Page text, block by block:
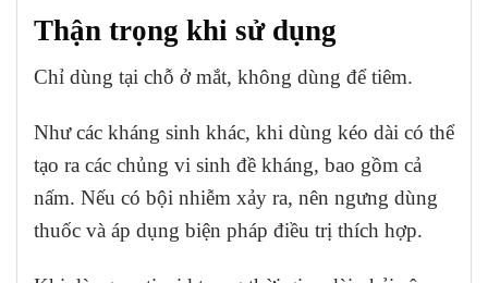
Thận trọng khi sử dụng
Chỉ dùng tại chỗ ở mắt, không dùng để tiêm.
Như các kháng sinh khác, khi dùng kéo dài có thể
tạo ra các chủng vi sinh đề kháng, bao gồm cả
nấm. Nếu có bội nhiễm xảy ra, nên ngưng dùng
thuốc và áp dụng biện pháp điều trị thích hợp.